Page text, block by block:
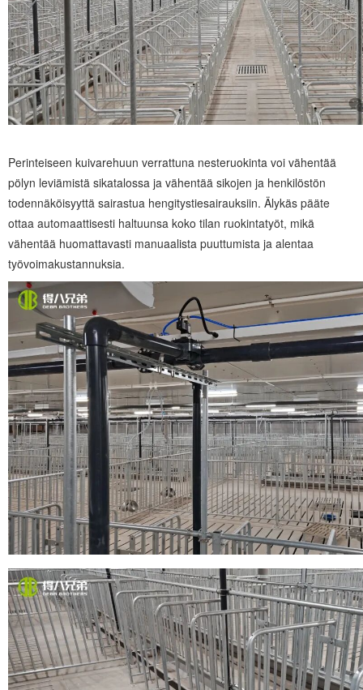
Perinteiseen kuivarehuun verrattuna nesteruokinta voi vähentää
pölyn leviämistä sikatalossa ja vähentää sikojen ja henkilöstön
todennäköisyyttä sairastua hengitystiesairauksiin. Älykäs pääte
ottaa automaattisesti haltuunsa koko tilan ruokintatyöt, mikä
vähentää huomattavasti manuaalista puuttumista ja alentaa
työvoimakustannuksia.